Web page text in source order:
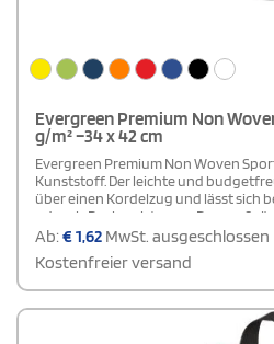
Evergreen Premium Non
g/m² –34 x 42 cm
Evergreen Premium Non Woven
Kunststoff. Der leichte und
über einen Kordelzug und lässt sich
oder als Rucksack tragen.Das
Außenfläche bieten ausreichend
Botschaft. Damit eignet sich der
praktisches Geschenk zur Bewerbung
Marketingkampagne.
Ab:€1,62 MwSt.
Kostenfreier versand